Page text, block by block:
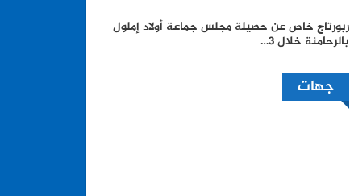
ربورتاج خاص عن حصيلة مجلس جماعة أولاد إملول
بالرحامنة خلال 3…
جهات